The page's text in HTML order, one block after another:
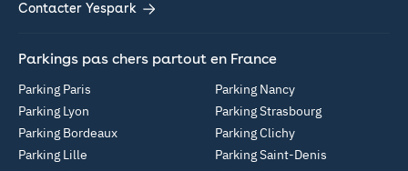
Contacter Yespark
Parkings pas chers partout en France
Parking Paris
Parking Lyon
Parking Bordeaux
Parking Lille
Parking Nancy
Parking Strasbourg
Parking Clichy
Parking Saint-Denis